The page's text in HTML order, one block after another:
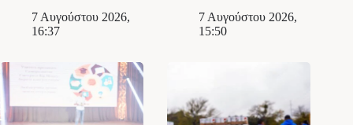
7 Αυγούστου 2026,
16:37
7 Αυγούστου 2026,
15:50